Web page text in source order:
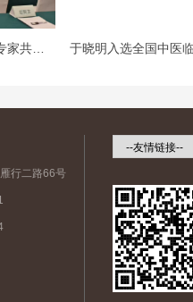
于晓明入选全国中医
行二路66号